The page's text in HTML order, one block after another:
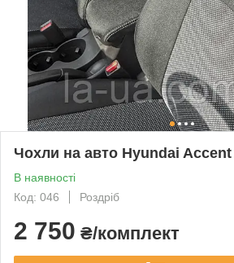
Чохли на авто Hyundai Accent
В наявності
Код: 046
Роздріб
2 750 ₴/комплект